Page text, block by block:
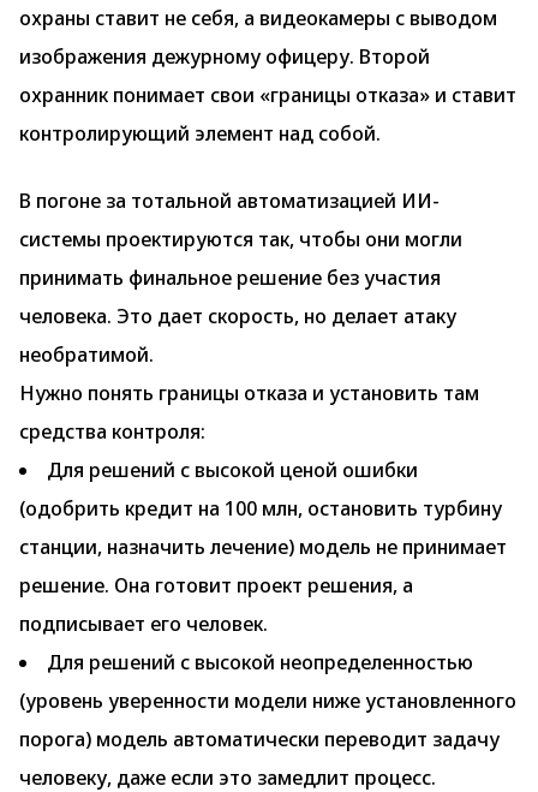
охраны ставит не себя, а видеокамеры с выводом
изображения дежурному офицеру. Второй
охранник понимает свои «границы отказа» и ставит
контролирующий элемент над собой.
В погоне за тотальной автоматизацией ИИ-
системы проектируются так, чтобы они могли
принимать финальное решение без участия
человека. Это дает скорость, но делает атаку
необратимой.
Нужно понять границы отказа и установить там
средства контроля:
Для решений с высокой ценой ошибки
(одобрить кредит на 100 млн, остановить турбину
станции, назначить лечение) модель не принимает
решение. Она готовит проект решения, а
подписывает его человек.
Для решений с высокой неопределенностью
(уровень уверенности модели ниже установленного
порога) модель автоматически переводит задачу
человеку, даже если это замедлит процесс.